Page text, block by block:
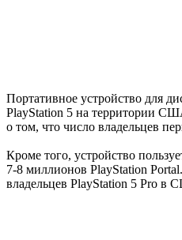
Портативное устройство для
PlayStation 5 на территории
о том, что число владельцев
Кроме того, устройство
7-8 миллионов PlayStation
владельцев PlayStation 5 Pro в